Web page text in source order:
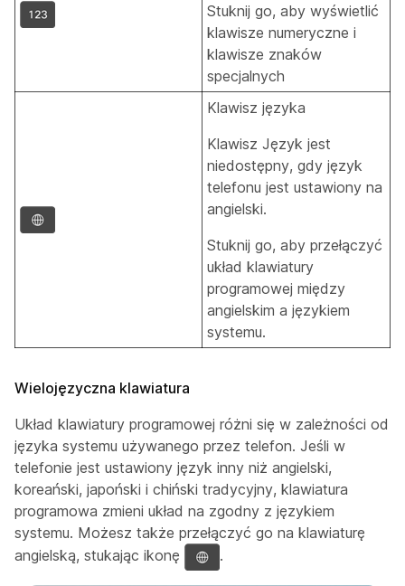
Stuknij go, aby wyświetlić
klawisze numeryczne i
klawisze znaków
specjalnych
Klawisz języka
Klawisz Język jest
niedostępny, gdy język
telefonu jest ustawiony na
angielski.
Stuknij go, aby przełączyć
układ klawiatury
programowej między
angielskim a językiem
systemu.
Wielojęzyczna klawiatura
Układ klawiatury programowej różni się w zależności od
języka systemu używanego przez telefon. Jeśli w
telefonie jest ustawiony język inny niż angielski,
koreański, japoński i chiński tradycyjny, klawiatura
programowa zmieni układ na zgodny z językiem
systemu. Możesz także przełączyć go na klawiaturę
angielską, stukając ikonę
.